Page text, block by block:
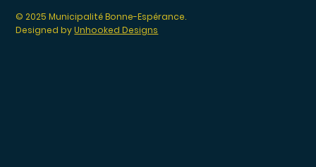
© 2025 Municipalité Bonne-Espérance.
Designed byUnhooked Designs